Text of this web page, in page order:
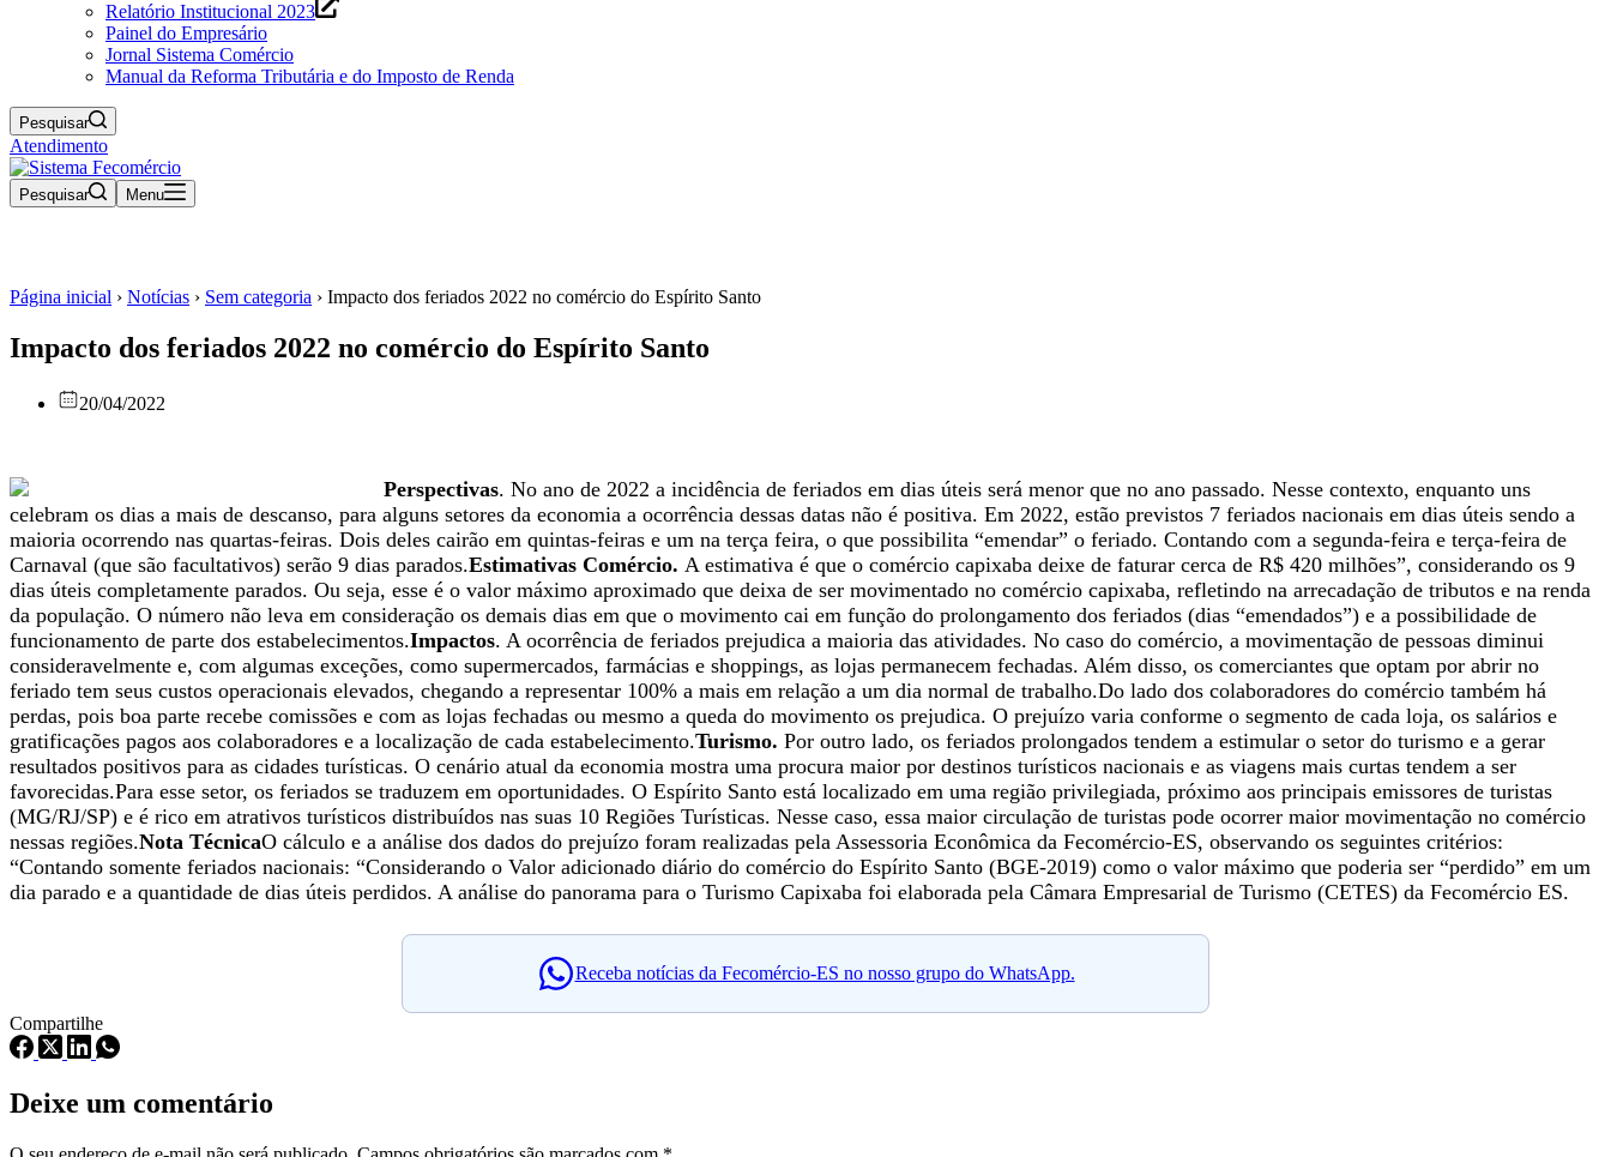
Relatório Institucional 2023
Painel do Empresário
Jornal Sistema Comércio
Manual da Reforma Tributária e do Imposto de Renda
Pesquisar
Atendimento
Pesquisar Menu
Página inicial › Notícias › Sem categoria › Impacto dos feriados 2022 no comércio do Espírito Santo
Impacto dos feriados 2022 no comércio do Espírito Santo
20/04/2022
Perspectivas. No ano de 2022 a incidência de feriados em dias úteis será menor que no ano passado. Nesse contexto, enquanto uns
celebram os dias a mais de descanso, para alguns setores da economia a ocorrência dessas datas não é positiva. Em 2022, estão previstos 7 feriados nacionais em dias úteis sendo a
maioria ocorrendo nas quartas-feiras. Dois deles cairão em quintas-feiras e um na terça feira, o que possibilita “emendar” o feriado. Contando com a segunda-feira e terça-feira de
Carnaval (que são facultativos) serão 9 dias parados.Estimativas Comércio. A estimativa é que o comércio capixaba deixe de faturar cerca de R$ 420 milhões”, considerando os 9
dias úteis completamente parados. Ou seja, esse é o valor máximo aproximado que deixa de ser movimentado no comércio capixaba, refletindo na arrecadação de tributos e na renda
da população. O número não leva em consideração os demais dias em que o movimento cai em função do prolongamento dos feriados (dias “emendados”) e a possibilidade de
funcionamento de parte dos estabelecimentos.Impactos. A ocorrência de feriados prejudica a maioria das atividades. No caso do comércio, a movimentação de pessoas diminui
consideravelmente e, com algumas exceções, como supermercados, farmácias e shoppings, as lojas permanecem fechadas. Além disso, os comerciantes que optam por abrir no
feriado tem seus custos operacionais elevados, chegando a representar 100% a mais em relação a um dia normal de trabalho.Do lado dos colaboradores do comércio também há
perdas, pois boa parte recebe comissões e com as lojas fechadas ou mesmo a queda do movimento os prejudica. O prejuízo varia conforme o segmento de cada loja, os salários e
gratificações pagos aos colaboradores e a localização de cada estabelecimento.Turismo. Por outro lado, os feriados prolongados tendem a estimular o setor do turismo e a gerar
resultados positivos para as cidades turísticas. O cenário atual da economia mostra uma procura maior por destinos turísticos nacionais e as viagens mais curtas tendem a ser
favorecidas.Para esse setor, os feriados se traduzem em oportunidades. O Espírito Santo está localizado em uma região privilegiada, próximo aos principais emissores de turistas
(MG/RJ/SP) e é rico em atrativos turísticos distribuídos nas suas 10 Regiões Turísticas. Nesse caso, essa maior circulação de turistas pode ocorrer maior movimentação no comércio
nessas regiões.Nota TécnicaO cálculo e a análise dos dados do prejuízo foram realizadas pela Assessoria Econômica da Fecomércio-ES, observando os seguintes critérios:
“Contando somente feriados nacionais: “Considerando o Valor adicionado diário do comércio do Espírito Santo (BGE-2019) como o valor máximo que poderia ser “perdido” em um
dia parado e a quantidade de dias úteis perdidos. A análise do panorama para o Turismo Capixaba foi elaborada pela Câmara Empresarial de Turismo (CETES) da Fecomércio ES.
Receba notícias da Fecomércio-ES no nosso grupo do WhatsApp.
Compartilhe
Deixe um comentário